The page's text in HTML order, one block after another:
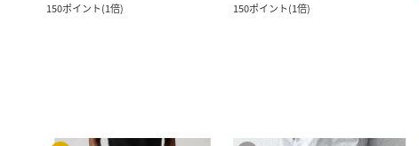
150ポイント(1倍)
150ポイント(1倍)